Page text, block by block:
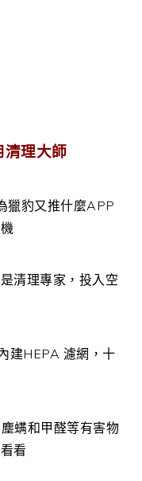
理大師
獵豹又推什麼APP
清理專家，投入空
建HEPA 濾網，十
螨和甲醛等有害物
看